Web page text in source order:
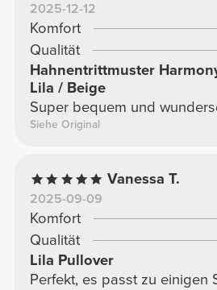
2025-12-12
Komfort
Qualität
Hahnentrittmuster
Lila / Beige
Super bequem und
Siehe Original
Vanessa T.
2025-09-09
Komfort
Qualität
Lila Pullover
Perfekt, es passt zu einigen